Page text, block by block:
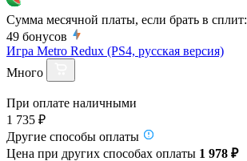
Сумма месячной платы, если брать в сплит:
49 бонусов
Игра Metro Redux (PS4, русская версия)
Много
При оплате наличными
1 735 ₽
Другие способы оплаты
Цена при других способах оплаты 1 978 ₽